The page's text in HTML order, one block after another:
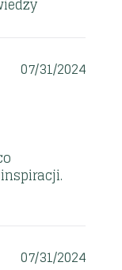
07/31/2024
07/31/2024